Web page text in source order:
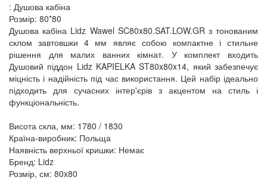
: Душова кабіна
Розмір: 80*80
Душова кабіна Lidz Wawel SC80x80.SAT.LOW.GR з тонованим
склом завтовшки 4 мм являє собою компактне і стильне
рішення для малих ванних кімнат. У комплект входить
Душовий піддон Lidz KAPIELKA ST80x80x14, який забезпечує
міцність і надійність під час використання. Цей набір ідеально
підходить для сучасних інтер'єрів з акцентом на стиль і
функціональність.
Висота скла, мм: 1780 / 1830
Країна-виробник: Польща
Наявність верхньої кришки: Немає
Бренд: Lidz
Розмір, см: 80x80